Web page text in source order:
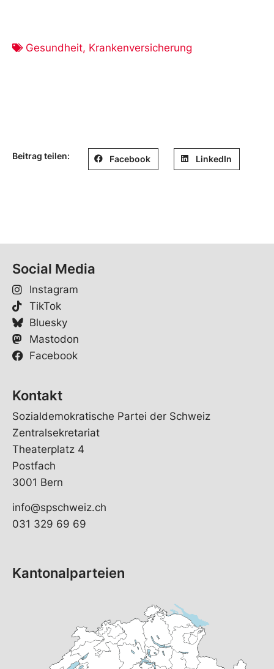
Gesundheit, Krankenversicherung
Beitrag teilen: Facebook LinkedIn
Social Media
Instagram
TikTok
Bluesky
Mastodon
Facebook
Kontakt
Sozialdemokratische Partei der Schweiz
Zentralsekretariat
Theaterplatz 4
Postfach
3001 Bern
info@spschweiz.ch
031 329 69 69
Kantonalparteien